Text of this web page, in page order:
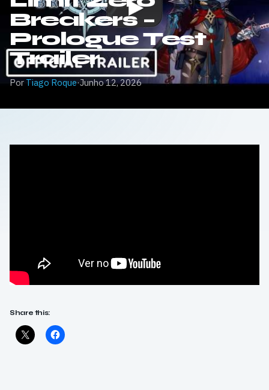
Breakers –
Prologue Test
Trailer
Por Tiago Roque·Junho 12, 2026
Share this: